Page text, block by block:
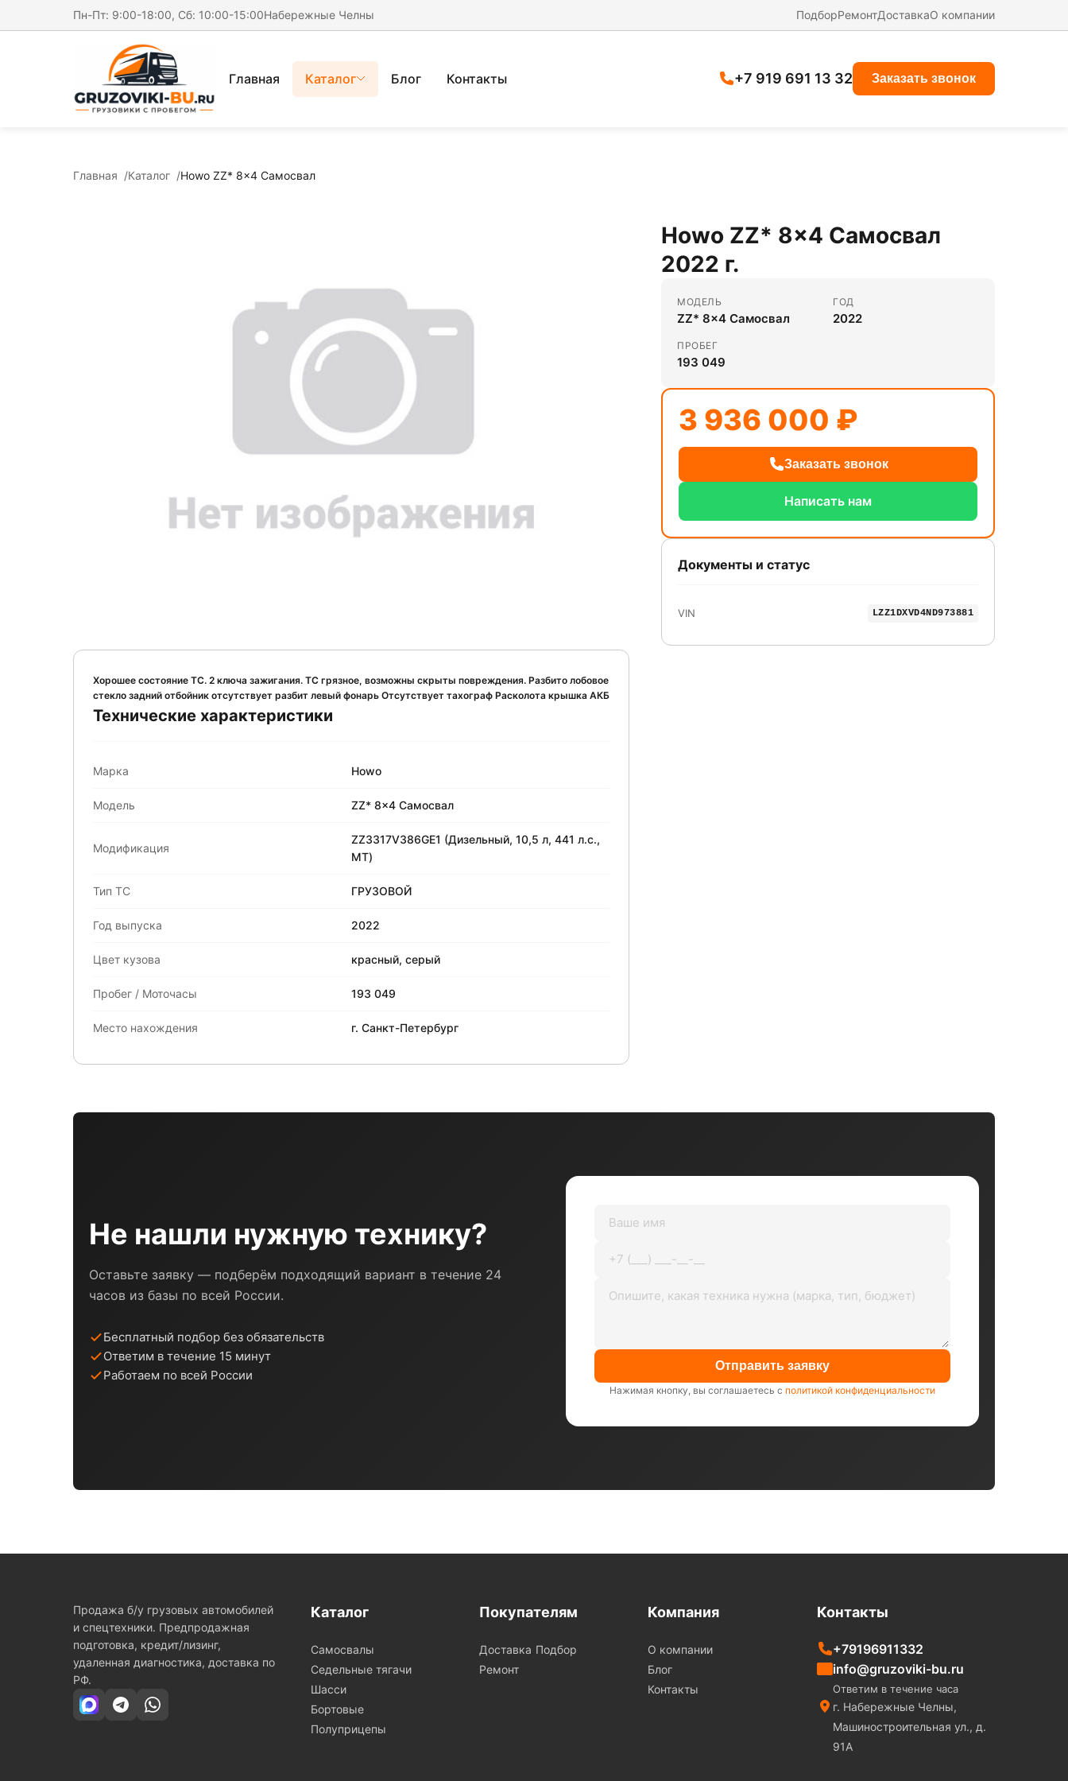
Пн-Пт: 9:00-18:00, Сб: 10:00-15:00Набережные Челны ПодборРемонтДоставкаО компании
Главная Каталог Блог Контакты +7 919 691 13 32 Заказать звонок
Главная Каталог Howo ZZ* 8x4 Самосвал
Хорошее состояние ТС. 2 ключа зажигания. ТС грязное, возможны скрыты повреждения. Разбито лобовое
стекло задний отбойник отсутствует разбит левый фонарь Отсутствует тахограф Расколота крышка АКБ
Технические характеристики
Марка Howo
Модель ZZ* 8x4 Самосвал
Модификация
ZZ3317V386GE1 (Дизельный, 10,5 л, 441 л.с.,
МТ)
Тип ТС ГРУЗОВОЙ
Год выпуска 2022
Цвет кузова красный, серый
Пробег / Моточасы 193 049
Место нахождения г. Санкт-Петербург
Howo ZZ* 8x4 Самосвал
2022 г.
МОДЕЛЬ
ZZ* 8x4 Самосвал
ГОД
2022
ПРОБЕГ
193 049
3 936 000 ₽
Заказать звонок
Написать нам
Документы и статус
VIN LZZ1DXVD4ND973881
Не нашли нужную технику?
Оставьте заявку — подберём подходящий вариант в течение 24
часов из базы по всей России.
Бесплатный подбор без обязательств
Ответим в течение 15 минут
Работаем по всей России
Отправить заявку
Нажимая кнопку, вы соглашаетесь с политикой конфиденциальности
Продажа б/у грузовых автомобилей
и спецтехники. Предпродажная
подготовка, кредит/лизинг,
удаленная диагностика, доставка по
РФ.
Каталог
Самосвалы
Седельные тягачи
Шасси
Бортовые
Полуприцепы
Покупателям
Доставка Подбор
Ремонт
Компания
О компании
Блог
Контакты
Контакты
+79196911332
info@gruzoviki-bu.ru
Ответим в течение часа
г. Набережные Челны,
Машиностроительная ул., д.
91А